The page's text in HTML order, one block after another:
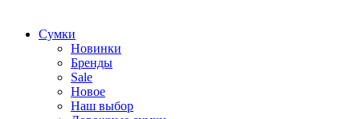
Cумки
Новинки
Бренды
Sale
Новое
Наш выбор